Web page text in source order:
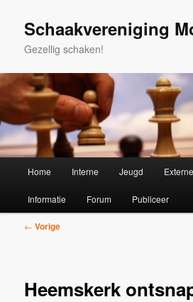
primaire
Schaakvereniging
Gezellig schaken!
Home Interne Jeugd Externe
Informatie Forum Publiceer
Bericht
← Vorige
Heemskerk